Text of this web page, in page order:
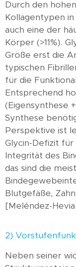
Durch den
Kollagentypen
auch eine der
Körper (>11%).
Größe erst die
typischen
für die
Entsprechend
(Eigensynthese
Synthese
Perspektive ist
Glycin-Defizit
Integrität des
das sind die
Blutgefäße,
[Meléndez-
2)
Neben seiner